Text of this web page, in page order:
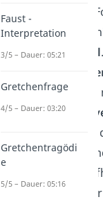
wiederzukennen.
beschreibt
altenVenustempel
Geist
Venushier herum,
junge Männer zu
ist erleichtert, den
Mächten
preist Gott.
sich der Knabe,
Faust -
Interpretation
3/5 – Dauer: 05:21
Gretchenfrage
4/5 – Dauer: 03:20
Gretchentragödi
e
5/5 – Dauer: 05:16